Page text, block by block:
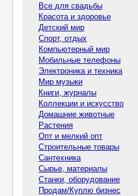
Все для свадьбы
Красота и здоровье
Детский мир
Спорт, отдых
Компьютерный мир
Мобильные телефоны
Электроника и техника
Мир музыки
Книги, журналы
Коллекции и искусство
Домашние животные
Растения
Опт и мелкий опт
Строительные товары
Сантехника
Сырье, материалы
Станки, оборудование
Продам/Куплю бизнес